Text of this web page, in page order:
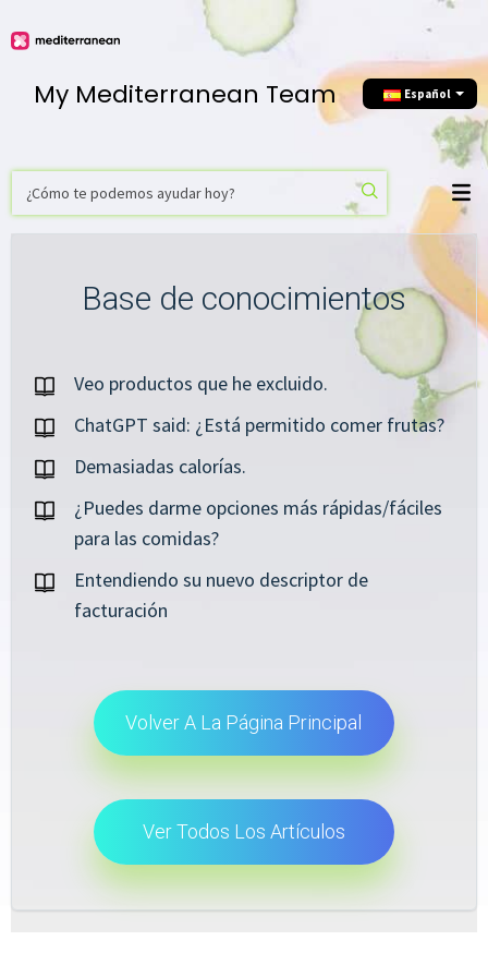
My Mediterranean Team Еspañol
Base de conocimientos
Veo productos que he excluido.
ChatGPT said: ¿Está permitido comer frutas?
Demasiadas calorías.
¿Puedes darme opciones más rápidas/fáciles
para las comidas?
Entendiendo su nuevo descriptor de
facturación
Volver A La Página Principal
Ver Todos Los Artículos